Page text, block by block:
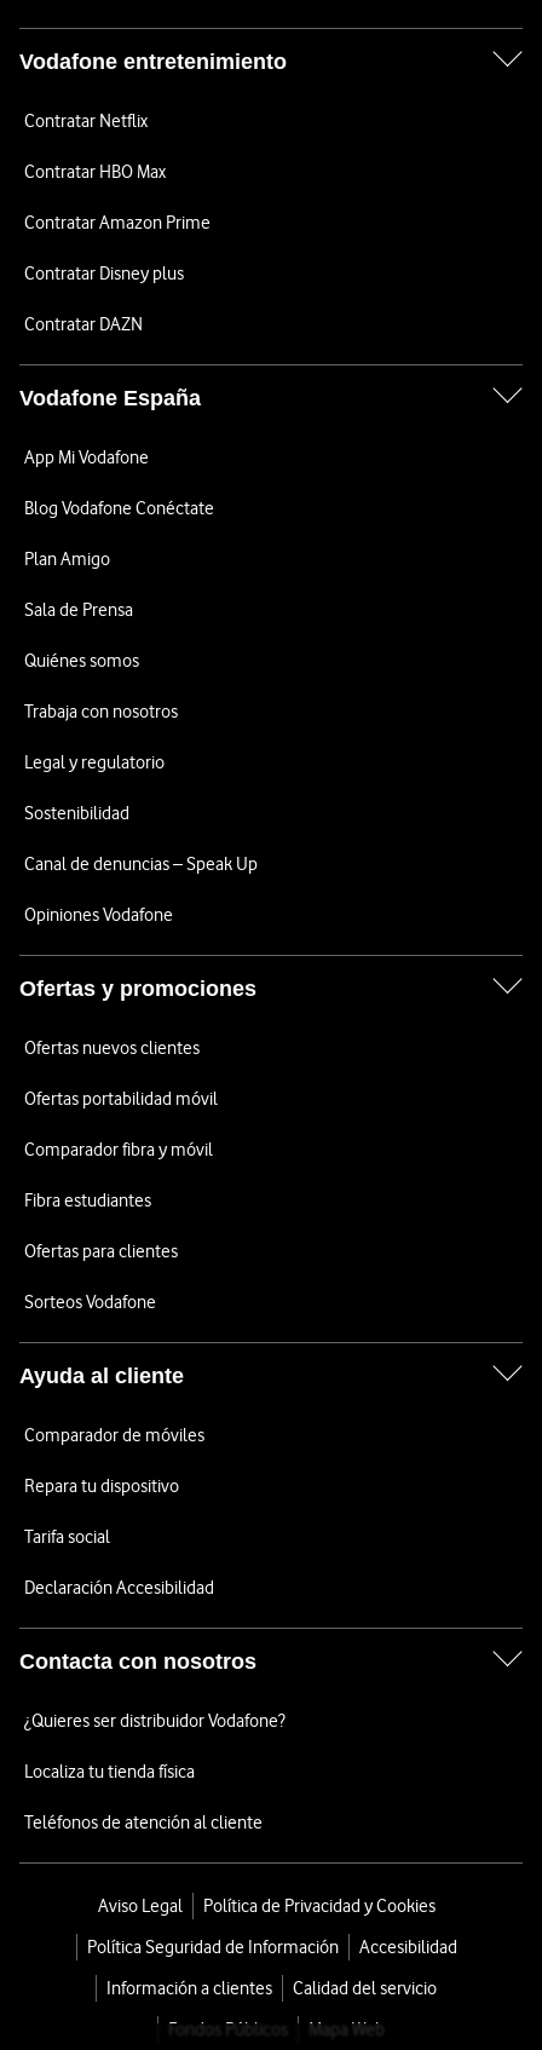
Vodafone entretenimiento
Contratar Netflix
Contratar HBO Max
Contratar Amazon Prime
Contratar Disney plus
Contratar DAZN
Vodafone España
App Mi Vodafone
Blog Vodafone Conéctate
Plan Amigo
Sala de Prensa
Quiénes somos
Trabaja con nosotros
Legal y regulatorio
Sostenibilidad
Canal de denuncias – Speak Up
Opiniones Vodafone
Ofertas y promociones
Ofertas nuevos clientes
Ofertas portabilidad móvil
Comparador fibra y móvil
Fibra estudiantes
Ofertas para clientes
Sorteos Vodafone
Ayuda al cliente
Comparador de móviles
Repara tu dispositivo
Tarifa social
Declaración Accesibilidad
Contacta con nosotros
¿Quieres ser distribuidor Vodafone?
Localiza tu tienda física
Teléfonos de atención al cliente
Aviso Legal
Política de Privacidad y Cookies
Política Seguridad de Información
Accesibilidad
Información a clientes
Calidad del servicio
Fondos Públicos
Mapa Web